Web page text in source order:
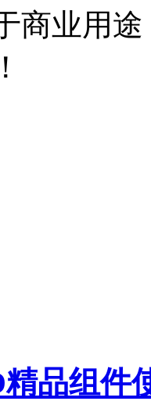
商业用
品组件